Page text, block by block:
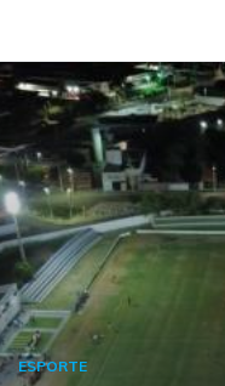
ESPORTE